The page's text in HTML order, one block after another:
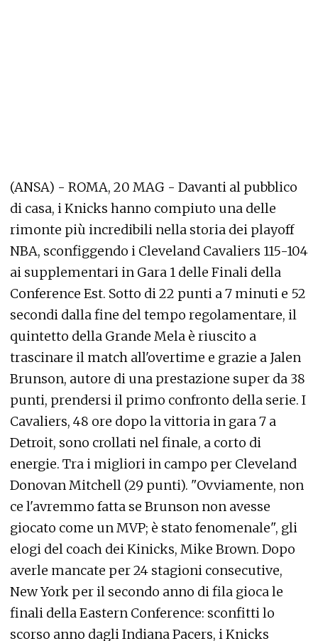
(ANSA) - ROMA, 20 MAG - Davanti al pubblico
di casa, i Knicks hanno compiuto una delle
rimonte più incredibili nella storia dei playoff
NBA, sconfiggendo i Cleveland Cavaliers 115-104
ai supplementari in Gara 1 delle Finali della
Conference Est. Sotto di 22 punti a 7 minuti e 52
secondi dalla fine del tempo regolamentare, il
quintetto della Grande Mela è riuscito a
trascinare il match all'overtime e grazie a Jalen
Brunson, autore di una prestazione super da 38
punti, prendersi il primo confronto della serie. I
Cavaliers, 48 ore dopo la vittoria in gara 7 a
Detroit, sono crollati nel finale, a corto di
energie. Tra i migliori in campo per Cleveland
Donovan Mitchell (29 punti). "Ovviamente, non
ce l'avremmo fatta se Brunson non avesse
giocato come un MVP; è stato fenomenale", gli
elogi del coach dei Kinicks, Mike Brown. Dopo
averle mancate per 24 stagioni consecutive,
New York per il secondo anno di fila gioca le
finali della Eastern Conference: sconfitti lo
scorso anno dagli Indiana Pacers, i Knicks